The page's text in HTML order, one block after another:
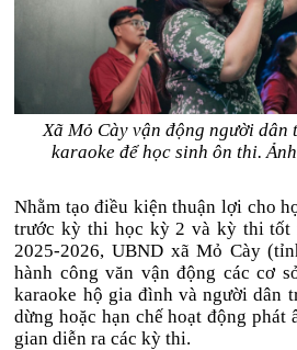
Xã Mỏ Cày vận động người dân
karaoke để học sinh ôn thi.
Nhằm tạo điều kiện thuận lợi cho
trước kỳ thi học kỳ 2 và kỳ thi tốt
2025-2026, UBND xã Mỏ Cày
hành công văn vận động các cơ
karaoke hộ gia đình và người dân
dừng hoặc hạn chế hoạt động
gian diễn ra các kỳ thi.